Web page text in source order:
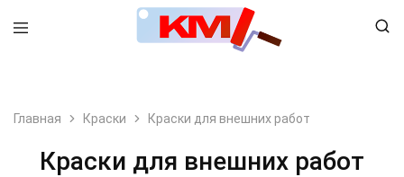
8 (495) 798-99-78
Главная Краски Краски для внешних работ
Краски для внешних работ